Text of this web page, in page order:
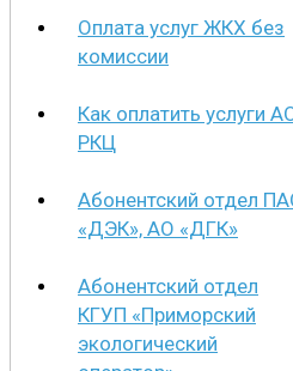
Оплата услуг ЖКХ без
комиссии
Как оплатить услуги
РКЦ
Абонентский отдел
«ДЭК», АО «ДГК»
Абонентский отдел
КГУП «Приморский
экологический